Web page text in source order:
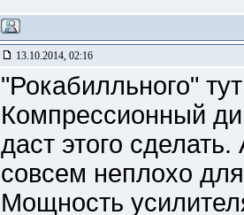
13.10.2014, 02:16
"Рокабилльного"
Компрессионный
даст этого
совсем неплохо для
Мощность